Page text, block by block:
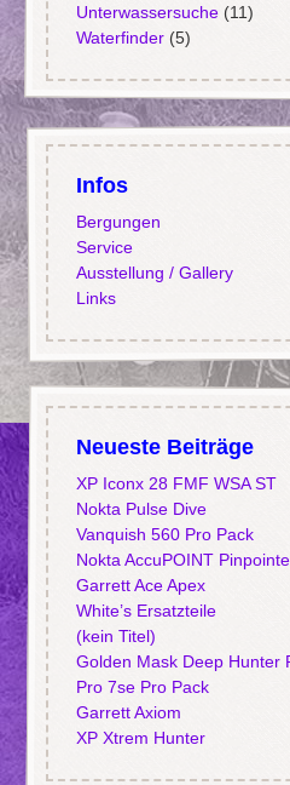
Unterwassersuche(11)
Waterfinder(5)
Infos
Bergungen
Service
Ausstellung / Gallery
Links
Neueste Beiträge
XP Iconx 28 FMF WSA ST
Nokta Pulse Dive
Vanquish 560 Pro Pack
Nokta AccuPOINT
Garrett Ace Apex
White’s Ersatzteile
(kein Titel)
Golden Mask Deep Hunter
Pro 7se Pro Pack
Garrett Axiom
XP Xtrem Hunter